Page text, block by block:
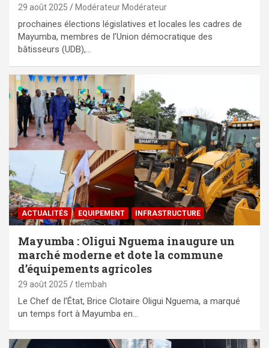
29 août 2025 Modérateur Modérateur
prochaines élections législatives et locales les cadres de
Mayumba, membres de l’Union démocratique des
bâtisseurs (UDB),…
ACTUALITÉS EQUIPEMENT ⁠INFRASTRUCTURE
Mayumba : Oligui Nguema inaugure un
marché moderne et dote la commune
d’équipements agricoles
29 août 2025 tlembah
Le Chef de l’État, Brice Clotaire Oligui Nguema, a marqué
un temps fort à Mayumba en…